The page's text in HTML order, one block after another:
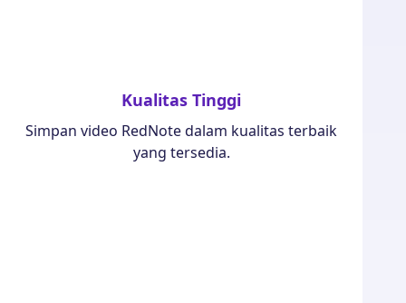
Kualitas Tinggi
Simpan video RedNote dalam kualitas terbaik
yang tersedia.